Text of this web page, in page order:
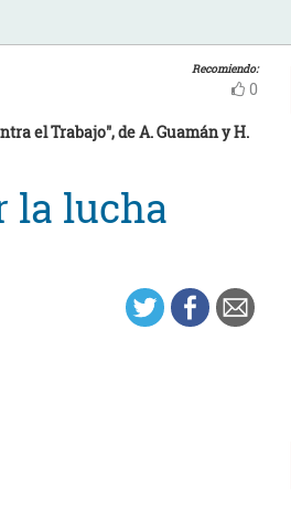
Recomiendo:
0
el Trabajo", de A. Guamán y H.
la lucha